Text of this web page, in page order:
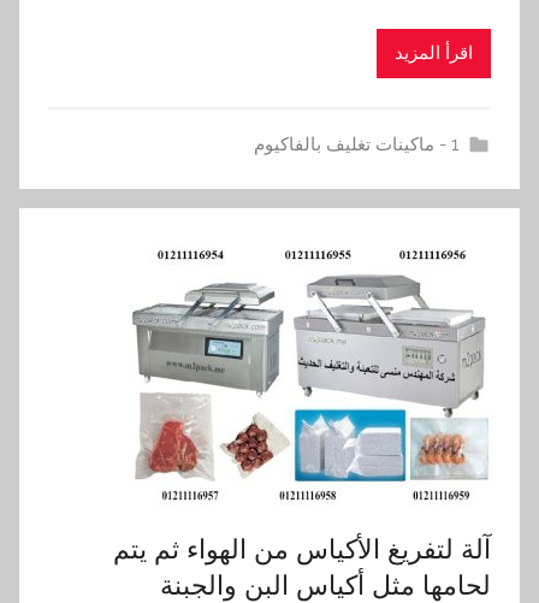
اقرأ المزيد
1 - ماكينات تغليف بالفاكيوم
آلة لتفريغ الأكياس من الهواء ثم يتم
لحامها مثل أكياس البن والجبنة